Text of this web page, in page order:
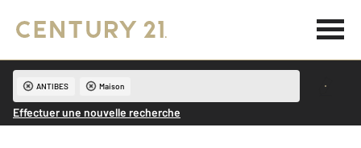
ANTIBES Maison
Effectuer une nouvelle recherche